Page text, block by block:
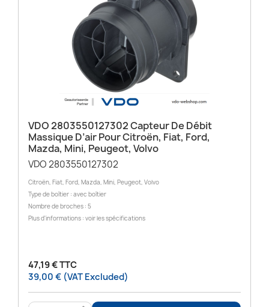
VDO 2803550127302 Capteur De Débit
Massique D’air Pour Citroën, Fiat, Ford,
Mazda, Mini, Peugeot, Volvo
VDO 2803550127302
Citroën, Fiat, Ford, Mazda, Mini, Peugeot, Volvo
Type de boîtier : avec boîtier
Nombre de broches : 5
Plus d'informations : voir les spécifications
47,19 € TTC
39,00 € (VAT Excluded)